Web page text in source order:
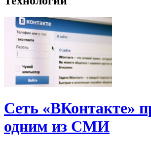
Сеть «ВКонтакте»
одним из СМИ